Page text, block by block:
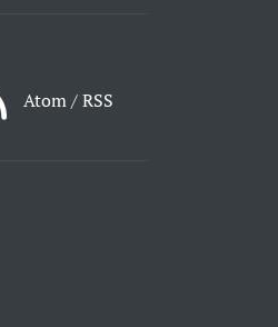
Atom / RSS